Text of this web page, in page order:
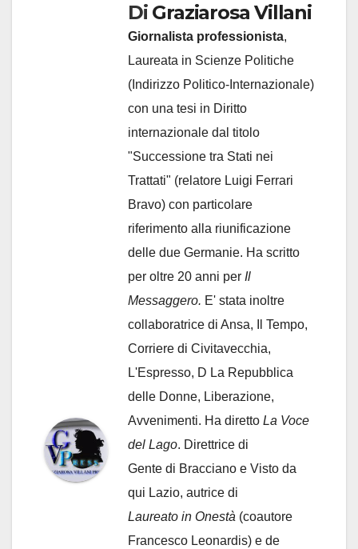
Di Graziarosa Villani
Giornalista professionista,
Laureata in Scienze Politiche
(Indirizzo Politico-Internazionale)
con una tesi in Diritto
internazionale dal titolo
"Successione tra Stati nei
Trattati" (relatore Luigi Ferrari
Bravo) con particolare
riferimento alla riunificazione
delle due Germanie. Ha scritto
per oltre 20 anni per Il
Messaggero. E' stata inoltre
collaboratrice di Ansa, Il Tempo,
Corriere di Civitavecchia,
L'Espresso, D La Repubblica
delle Donne, Liberazione,
Avvenimenti. Ha diretto La Voce
del Lago. Direttrice di
Gente di Bracciano e Visto da
qui Lazio, autrice di
Laureato in Onestà (coautore
Francesco Leonardis) e de